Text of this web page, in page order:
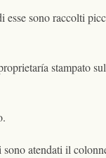
esse sono raccolti
stampato
sono atendati il